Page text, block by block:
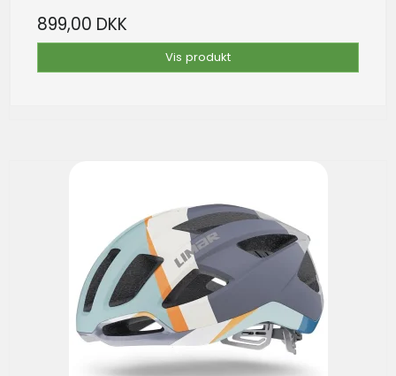
899,00 DKK
Vis produkt